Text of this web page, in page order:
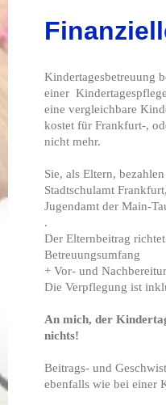
Kindertagesbetreuung
einer
eine vergleichbare
kostet für Frankfurt-,
nicht mehr.
Sie, als Eltern,
Stadtschulamt
Jugendamt der Main-
.
Der Elternbeitrag
Betreuungsumfang
+ Vor- und
Die Verpflegung ist
An mich, der
nichts!
Beitrags- und
ebenfalls wie bei einer